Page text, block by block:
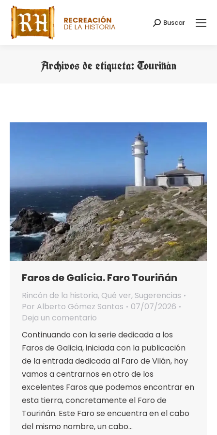
Buscar:
Buscar
Archivos de etiqueta:Touriñán
Faros de Galicia. Faro Touriñán
Rincón de la historia, Qué ver, Sugerencias
Por Alberto Gómez Santos
07/07/2026
Deja un comentario
Continuando con la serie dedicada a los
Faros de Galicia, iniciada con la publicación
de la entrada dedicada al Faro de Vilán, hoy
vamos a centrarnos en otro de los
excelentes Faros que podemos encontrar en
esta tierra, concretamente el Faro de
Touriñán. Este Faro se encuentra en el cabo
del mismo nombre, un cabo…